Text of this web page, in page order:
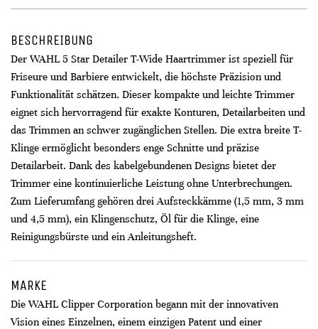
BESCHREIBUNG
Der WAHL 5 Star Detailer T-Wide Haartrimmer ist speziell für
Friseure und Barbiere entwickelt, die höchste Präzision und
Funktionalität schätzen. Dieser kompakte und leichte Trimmer
eignet sich hervorragend für exakte Konturen, Detailarbeiten und
das Trimmen an schwer zugänglichen Stellen. Die extra breite T-
Klinge ermöglicht besonders enge Schnitte und präzise
Detailarbeit. Dank des kabelgebundenen Designs bietet der
Trimmer eine kontinuierliche Leistung ohne Unterbrechungen.
Zum Lieferumfang gehören drei Aufsteckkämme (1,5 mm, 3 mm
und 4,5 mm), ein Klingenschutz, Öl für die Klinge, eine
Reinigungsbürste und ein Anleitungsheft.
MARKE
Die WAHL Clipper Corporation begann mit der innovativen
Vision eines Einzelnen, einem einzigen Patent und einer